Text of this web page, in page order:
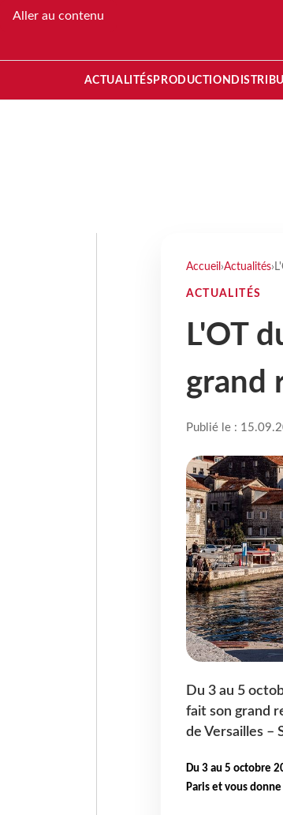
Aller au contenu
ACTUALITÉS PRODUCTION
Accueil ›Actualités›
ACTUALITÉS
L'OT
grand
Publié le :
Du 3 au 5
fait son grand
de Versailles –
Du 3 au 5 octobre
Paris et vous